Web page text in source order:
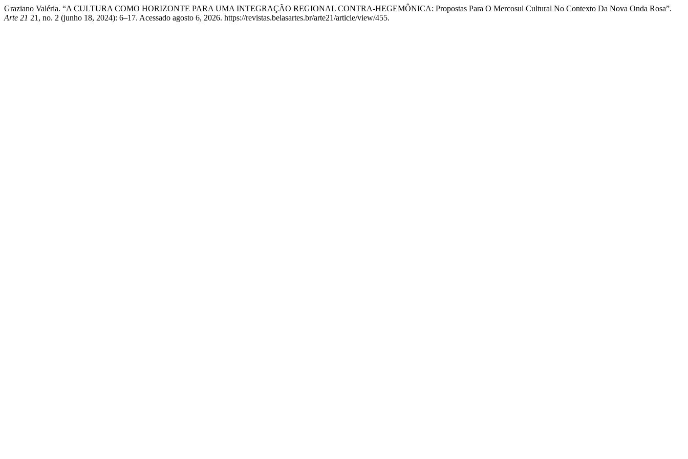
Graziano Valéria. “A CULTURA COMO HORIZONTE PARA UMA INTEGRAÇÃO REGIONAL CONTRA-HEGEMÔNICA: Propostas Para O Mercosul Cultural No Contexto Da Nova Onda Rosa”.
Arte 21 21, no. 2 (junho 18, 2024): 6–17. Acessado agosto 6, 2026. https://revistas.belasartes.br/arte21/article/view/455.